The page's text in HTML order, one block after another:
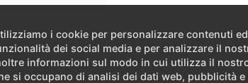
i cookie per personalizzare contenuti
dei social media e per analizzare il
informazioni sul modo in cui utilizza il
si occupano di analisi dei dati web, pubblicità